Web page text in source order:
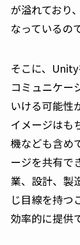
が溢れており
なっているの
そこに、
コミュニケー
いける可能性
イメージはも
機なども含め
ージを共有で
業、設計、製
じ目線を持つ
効率的に提供